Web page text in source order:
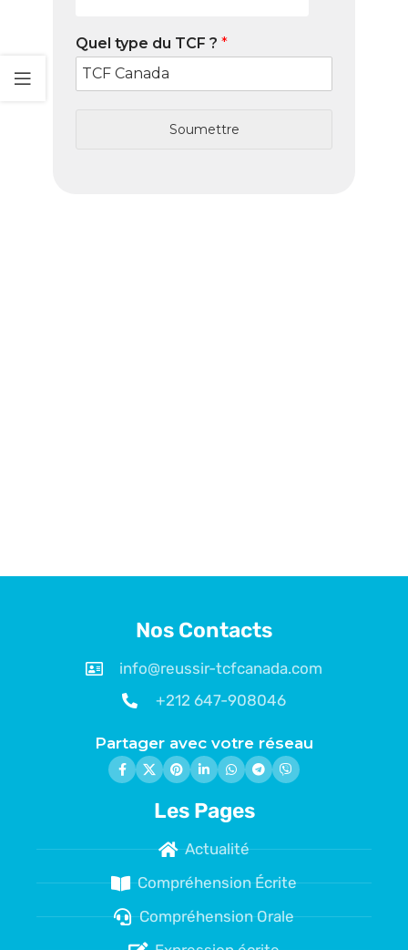
Quel type du TCF ? *
Soumettre
Nos Contacts
info@reussir-tcfcanada.com
+212 647-908046
Partager avec votre réseau
Les Pages
Actualité
Compréhension Écrite
Compréhension Orale